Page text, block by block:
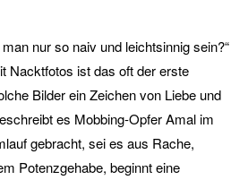
nur so naiv und leichtsinnig sein?“
Nacktfotos ist das oft der erste
Bilder ein Zeichen von Liebe und
es Mobbing-Opfer Amal im
gebracht, sei es aus Rache,
Potenzgehabe, beginnt eine